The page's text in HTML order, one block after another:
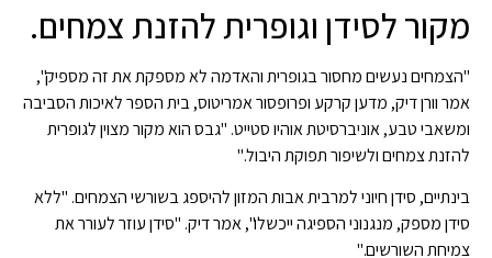
מקור לסידן וגופרית להזנת צמחים.
"הצמחים נעשים מחסור בגופרית והאדמה לא מספקת את זה מספיק",
אמר וורן דיק, מדען קרקע ופרופסור אמריטוס, בית הספר לאיכות הסביבה
ומשאבי טבע, אוניברסיטת אוהיו סטייט. "גבס הוא מקור מצוין לגופרית
להזנת צמחים ולשיפור תפוקת היבול."
בינתיים, סידן חיוני למרבית אבות המזון להיספג בשורשי הצמחים. "ללא
סידן מספק, מנגנוני הספיגה ייכשלו", אמר דיק. "סידן עוזר לעורר את
צמיחת השורשים."